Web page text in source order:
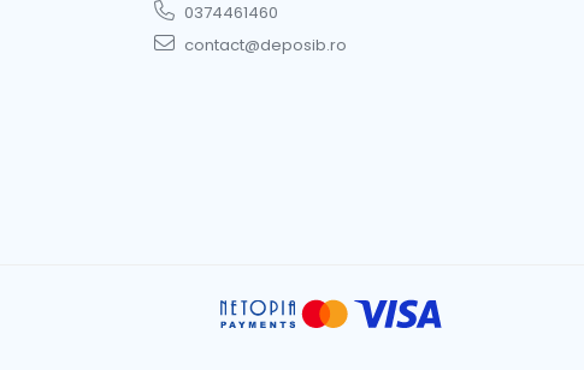
0374461460
contact@deposib.ro